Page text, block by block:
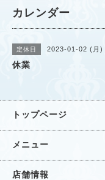
カレンダー
定休日 2023-01-02 (月)
休業
トップページ
メニュー
店舗情報